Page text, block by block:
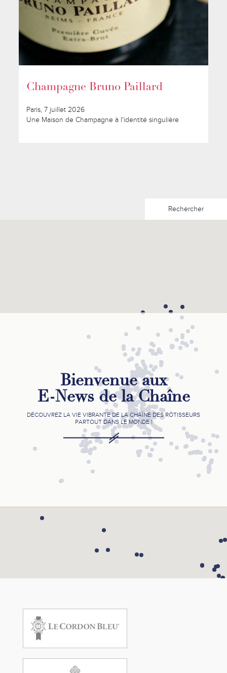
Champagne Bruno Paillard
Paris, 7 juillet 2026
Une Maison de Champagne à l'identité singulière
Rechercher